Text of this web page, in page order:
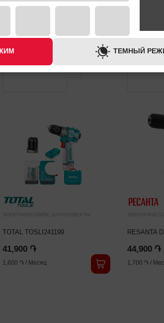
ТЕМНЫЙ
ЭЛЕКТРИЧЕСКИЙЕ ШУРУПОВЕРТЫ
TOTAL TOSLI241199
41,900 ֏
1,600 ֏ / Месяц
RESANTA
44,900 ֏
1,700 ֏ /